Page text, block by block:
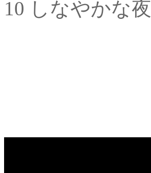
10 しなやかな夜